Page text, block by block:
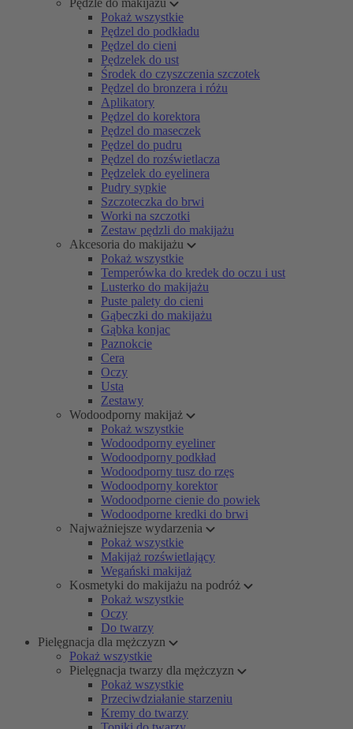
Pędzle do makijażu
Pokaż wszystkie
Pędzel do podkładu
Pędzel do cieni
Pędzelek do ust
Środek do czyszczenia szczotek
Pędzel do bronzera i różu
Aplikatory
Pędzel do korektora
Pędzel do maseczek
Pędzel do pudru
Pędzel do rozświetlacza
Pędzelek do eyelinera
Pudry sypkie
Szczoteczka do brwi
Worki na szczotki
Zestaw pędzli do makijażu
Akcesoria do makijażu
Pokaż wszystkie
Temperówka do kredek do oczu i ust
Lusterko do makijażu
Puste palety do cieni
Gąbeczki do makijażu
Gąbka konjac
Paznokcie
Cera
Oczy
Usta
Zestawy
Wodoodporny makijaż
Pokaż wszystkie
Wodoodporny eyeliner
Wodoodporny podkład
Wodoodporny tusz do rzęs
Wodoodporny korektor
Wodoodporne cienie do powiek
Wodoodporne kredki do brwi
Najważniejsze wydarzenia
Pokaż wszystkie
Makijaż rozświetlający
Wegański makijaż
Kosmetyki do makijażu na podróż
Pokaż wszystkie
Oczy
Do twarzy
Pielęgnacja dla mężczyzn
Pokaż wszystkie
Pielęgnacja twarzy dla mężczyzn
Pokaż wszystkie
Przeciwdziałanie starzeniu
Kremy do twarzy